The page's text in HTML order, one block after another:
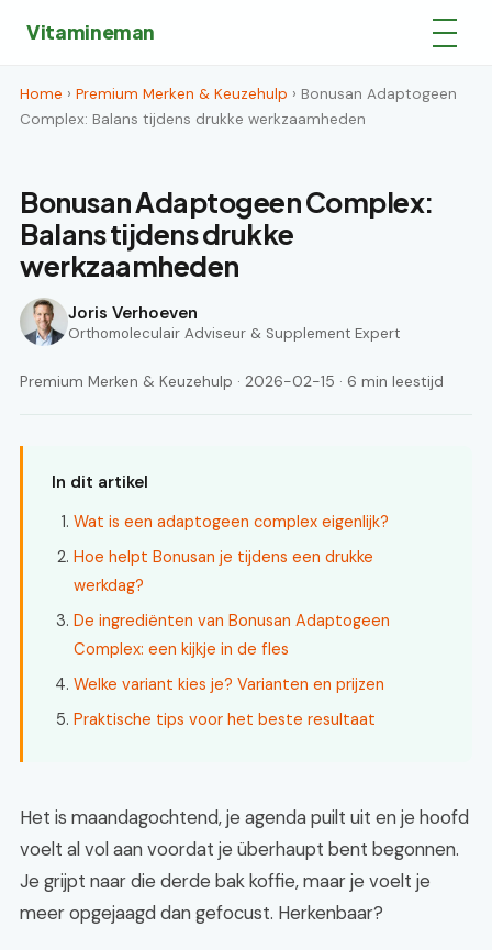
Vitamineman
Home › Premium Merken & Keuzehulp › Bonusan Adaptogeen
Complex: Balans tijdens drukke werkzaamheden
Bonusan Adaptogeen Complex:
Balans tijdens drukke
werkzaamheden
Joris Verhoeven
Orthomoleculair Adviseur & Supplement Expert
Premium Merken & Keuzehulp · 2026-02-15 · 6 min leestijd
In dit artikel
Wat is een adaptogeen complex eigenlijk?
Hoe helpt Bonusan je tijdens een drukke
werkdag?
De ingrediënten van Bonusan Adaptogeen
Complex: een kijkje in de fles
Welke variant kies je? Varianten en prijzen
Praktische tips voor het beste resultaat
Het is maandagochtend, je agenda puilt uit en je hoofd
voelt al vol aan voordat je überhaupt bent begonnen.
Je grijpt naar die derde bak koffie, maar je voelt je
meer opgejaagd dan gefocust. Herkenbaar?